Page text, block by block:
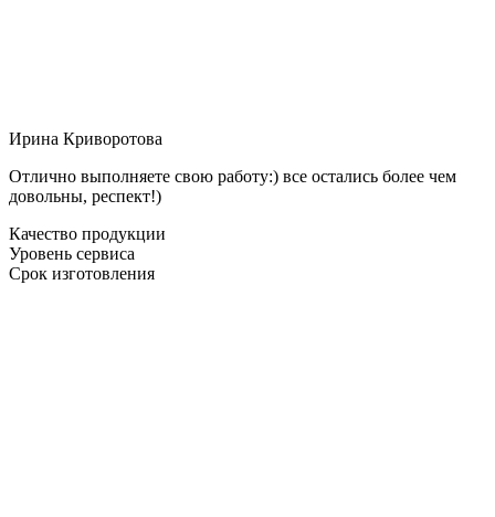
Ирина Криворотова
Отлично выполняете свою работу:) все остались более чем
довольны, респект!)
Качество продукции
Уровень сервиса
Срок изготовления